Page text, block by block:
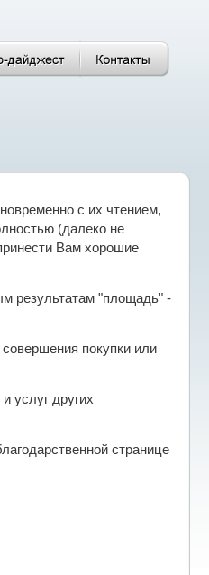
с их чтением,
(далеко не
Вам хорошие
результатам "площадь" -
покупки или
услуг других
странице